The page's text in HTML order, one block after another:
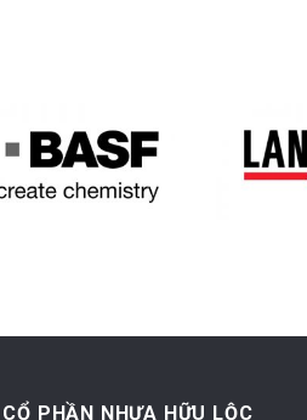
PHẦN NHỰA HỮU LỘC